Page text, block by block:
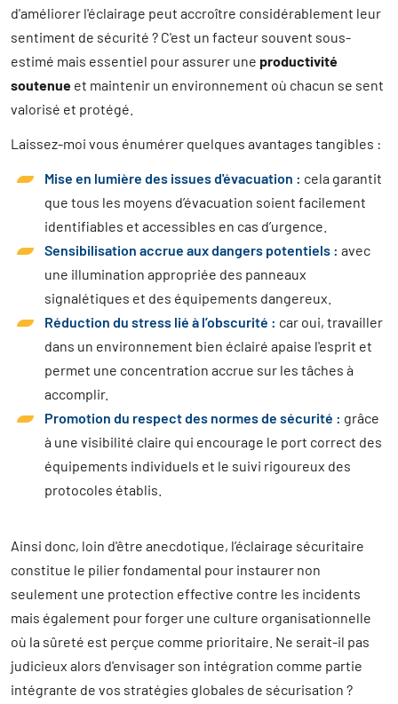
d'améliorer l'éclairage peut accroître considérablement leur
sentiment de sécurité ? C'est un facteur souvent sous-
estimé mais essentiel pour assurer une productivité
soutenue et maintenir un environnement où chacun se sent
valorisé et protégé.
Laissez-moi vous énumérer quelques avantages tangibles :
Mise en lumière des issues d'évacuation : cela garantit
que tous les moyens d’évacuation soient facilement
identifiables et accessibles en cas d’urgence.
Sensibilisation accrue aux dangers potentiels : avec
une illumination appropriée des panneaux
signalétiques et des équipements dangereux.
Réduction du stress lié à l’obscurité : car oui, travailler
dans un environnement bien éclairé apaise l'esprit et
permet une concentration accrue sur les tâches à
accomplir.
Promotion du respect des normes de sécurité : grâce
à une visibilité claire qui encourage le port correct des
équipements individuels et le suivi rigoureux des
protocoles établis.
Ainsi donc, loin d'être anecdotique, l’éclairage sécuritaire
constitue le pilier fondamental pour instaurer non
seulement une protection effective contre les incidents
mais également pour forger une culture organisationnelle
où la sûreté est perçue comme prioritaire. Ne serait-il pas
judicieux alors d'envisager son intégration comme partie
intégrante de vos stratégies globales de sécurisation ?